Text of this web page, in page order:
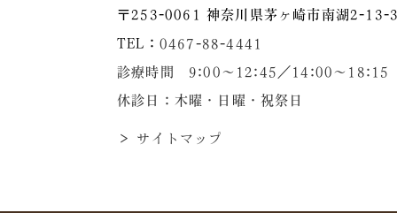
〒253-0061 神奈川県茅ヶ崎市南湖2-13-
TEL： 0467-88-4441
診療時間 9:00～12:45／14:00〜18:15
休診日：木曜・日曜・祝祭日
＞ サイトマップ